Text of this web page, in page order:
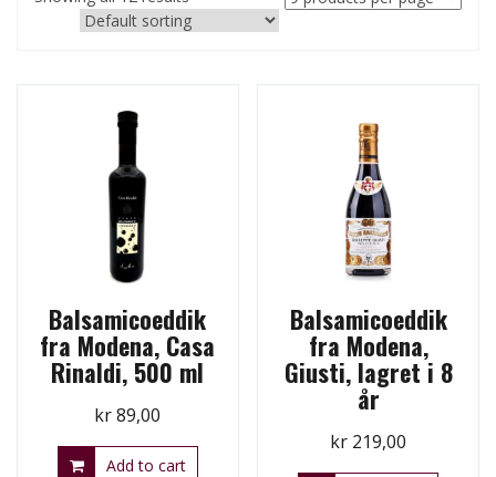
Balsamicoeddik
fra Modena, Casa
Rinaldi, 500 ml
kr89,00
Add to cart
Balsamicoeddik
fra Modena,
Giusti, lagret i 8
år
kr 219,00